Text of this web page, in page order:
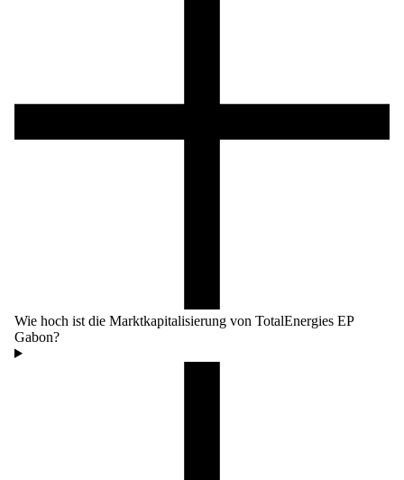
Wie hoch ist die Marktkapitalisierung von TotalEnergies EP
Gabon?